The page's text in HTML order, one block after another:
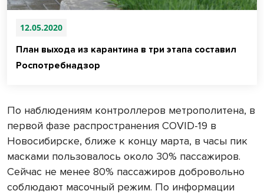
12.05.2020
План выхода из карантина в три этапа составил
Роспотребнадзор
По наблюдениям контроллеров метрополитена, в
первой фазе распространения COVID-19 в
Новосибирске, ближе к концу марта, в часы пик
масками пользовалось около 30% пассажиров.
Сейчас не менее 80% пассажиров добровольно
соблюдают масочный режим. По информации